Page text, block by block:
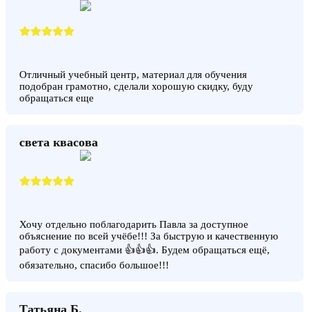
Отличный учебный центр, материал для обучения
подобран грамотно, сделали хорошую скидку, буду
обращаться еще
света квасова
Хочу отдельно поблагодарить Павла за доступное
объяснение по всей учёбе!!! За быструю и качественную
работу с документами 👍👍👍. Будем обращаться ещё,
обязательно, спасибо большое!!!
Татьяна Б.